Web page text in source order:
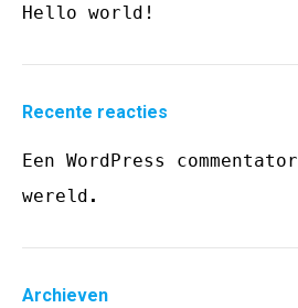
Hello world!
Recente reacties
Een WordPress commentator
wereld.
Archieven